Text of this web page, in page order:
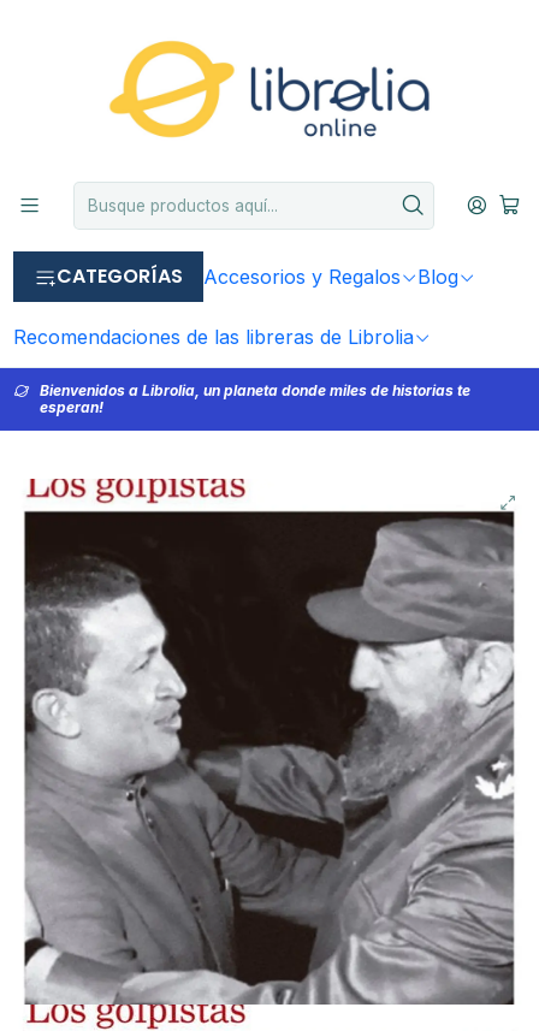
CATEGORÍAS Accesorios y Regalos Blog
Recomendaciones de las libreras de Librolia
Bienvenidos a Librolia, un planeta donde miles de historias te
esperan!